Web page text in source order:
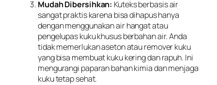
Mudah Dibersihkan: Kuteks berbasis air
sangat praktis karena bisa dihapus hanya
dengan menggunakan air hangat atau
pengelupas kuku khusus berbahan air. Anda
tidak memerlukan aseton atau remover kuku
yang bisa membuat kuku kering dan rapuh. Ini
mengurangi paparan bahan kimia dan menjaga
kuku tetap sehat.